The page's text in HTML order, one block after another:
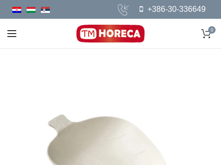
+386-30-336649
0